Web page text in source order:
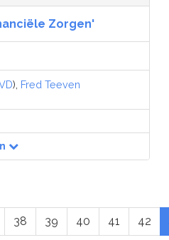
Zorgen'
), Fred Teeven
38 39 40 41 42